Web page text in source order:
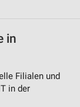
in
Filialen und
in der